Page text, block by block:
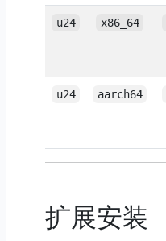
u24 x86_64
u24 aarch64
扩展安装